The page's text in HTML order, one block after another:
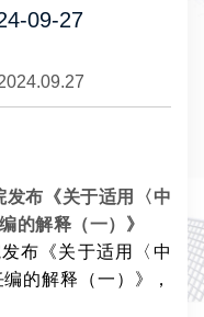
09-27
发布《关于适用〈中
的解释（一）》
布《关于适用〈中
的解释（一）》，